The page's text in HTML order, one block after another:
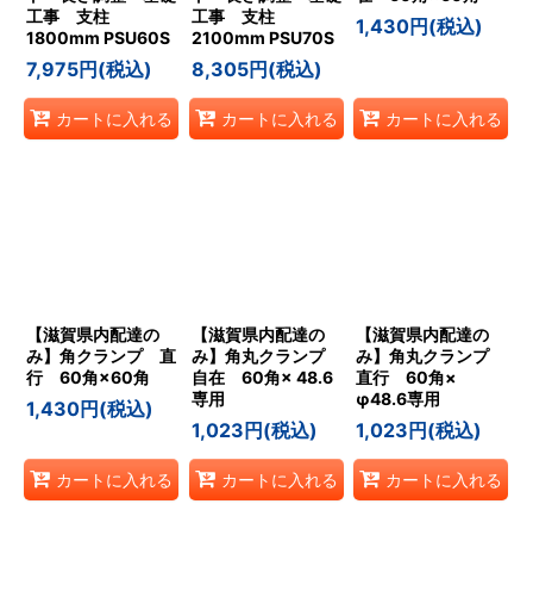
工事 支柱
1800mm PSU60S
7,975円 (税込)
カートに入れる
工事 支柱
2100mm PSU70S
8,305円 (税込)
カートに入れる
1,430円 (税込)
カートに入れる
【滋賀県内配達の
み】角クランプ 直
行 60角×60角
1,430円 (税込)
カートに入れる
【滋賀県内配達の
み】角丸クランプ
自在 60角× 48.6
専用
1,023 円 (税込)
カートに入れる
【滋賀県内配達の
み】角丸クランプ
直行 60角×
φ48.6専用
1,023 円 (税込)
カートに入れる